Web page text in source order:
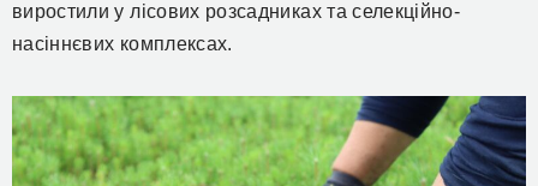
виростили у лісових розсадниках та селекційно-
насіннєвих комплексах.